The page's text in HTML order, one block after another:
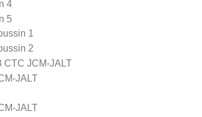
4
5
1
2
CTC JCM-JALT
JALT
JALT